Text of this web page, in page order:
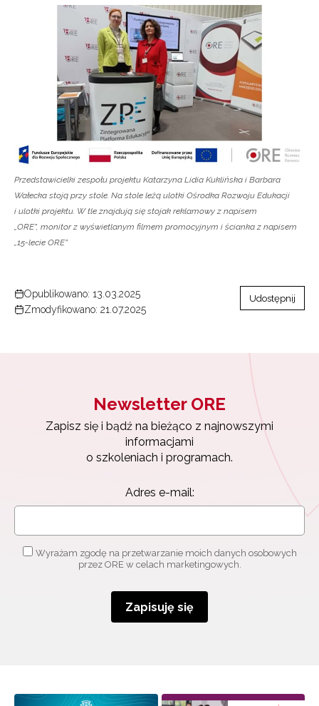
Przedstawicielki zespołu projektu Katarzyna Lidia Kuklińska i Barbara
Wałecka stoją przy stole. Na stole leżą ulotki Ośrodka Rozwoju Edukacji
i ulotki projektu. W tle znajdują się stojak reklamowy z napisem
„ORE”, monitor z wyświetlanym filmem promocyjnym i ścianka z napisem
„15-lecie ORE”
Opublikowano: 13.03.2025
Zmodyfikowano: 21.07.2025
Udostępnij
Newsletter ORE
Zapisz się i bądź na bieżąco z najnowszymi
informacjami
o szkoleniach i programach.
Adres e-mail:
Wyrażam zgodę na przetwarzanie moich danych osobowych
przez ORE w celach marketingowych.
Zapisuję się
Newsletter ORE
Zapisz się i bądź na bieżąco z najnowszymi
informacjami
o szkoleniach i programach.
Adres e-mail:
osobowych przez ORE w celach marketingowych.
Zapisuję się